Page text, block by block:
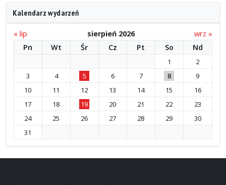
Kalendarz wydarzeń
« lip sierpień 2026
wrz »
Pn
Wt Śr Cz Pt So Nd
1
2
3
4 5 6 7 8
9
10
11 12 13 14 15
16
17
18 19 20 21 22
23
24
25 26 27 28 29
30
31